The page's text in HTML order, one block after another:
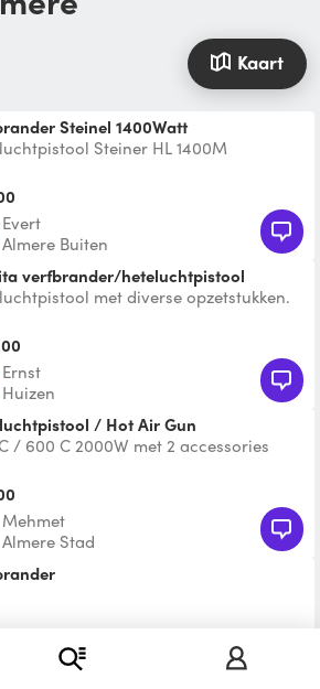
Kaart
Steinel 1400Watt
Steiner HL 1400M
Evert
Almere Buiten
verfbrander/heteluchtpistool
met diverse opzetstukken.
door dig
Ernst
Huizen
/ Hot Air Gun
/ 600 C 2000W met 2 accessories
Mehmet
Almere Stad